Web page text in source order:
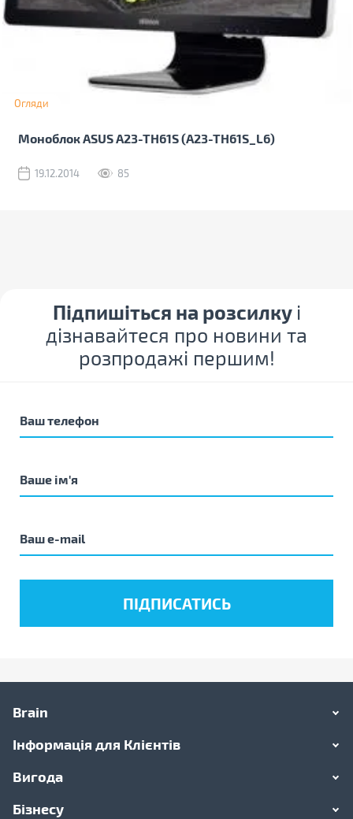
Огляди
Моноблок ASUS A23-TH61S (A23-TH61S_L6)
19.12.2014 85
Підпишіться на розсилку і
дізнавайтеся про новини та
розпродажі першим!
Brain
Інформація для Клієнтів
Вигода
Бізнесу